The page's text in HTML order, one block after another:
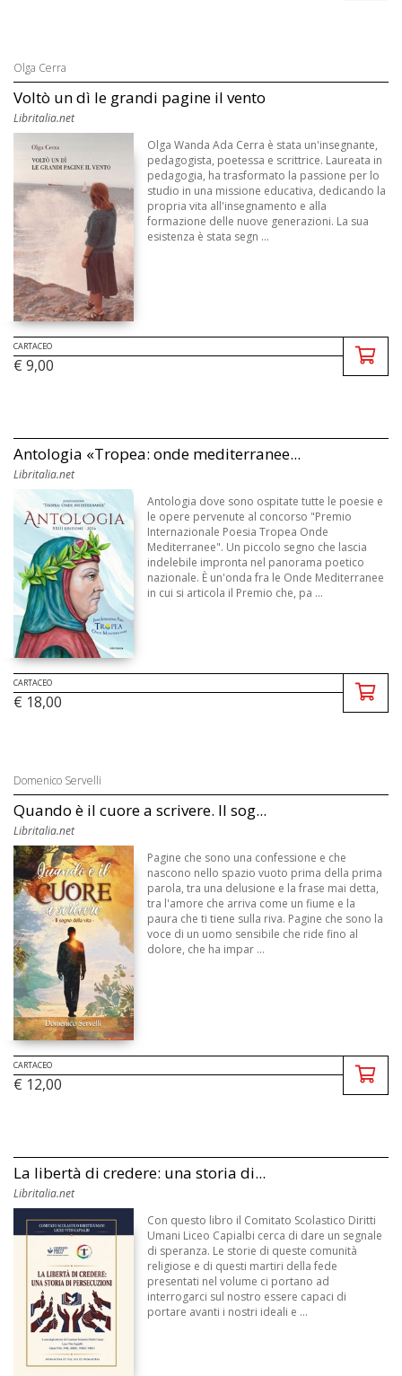
Olga Cerra
Voltò un dì le grandi pagine il vento
Libritalia.net
Olga Wanda Ada Cerra è stata un'insegnante,
pedagogista, poetessa e scrittrice. Laureata in
pedagogia, ha trasformato la passione per lo
studio in una missione educativa, dedicando la
propria vita all'insegnamento e alla
formazione delle nuove generazioni. La sua
esistenza è stata segn ...
CARTACEO
€ 9,00
Antologia «Tropea: onde mediterranee...
Libritalia.net
Antologia dove sono ospitate tutte le poesie e
le opere pervenute al concorso "Premio
Internazionale Poesia Tropea Onde
Mediterranee". Un piccolo segno che lascia
indelebile impronta nel panorama poetico
nazionale. È un'onda fra le Onde Mediterranee
in cui si articola il Premio che, pa ...
CARTACEO
€ 18,00
Domenico Servelli
Quando è il cuore a scrivere. Il sog...
Libritalia.net
Pagine che sono una confessione e che
nascono nello spazio vuoto prima della prima
parola, tra una delusione e la frase mai detta,
tra l'amore che arriva come un fiume e la
paura che ti tiene sulla riva. Pagine che sono la
voce di un uomo sensibile che ride fino al
dolore, che ha impar ...
CARTACEO
€ 12,00
La libertà di credere: una storia di...
Libritalia.net
Con questo libro il Comitato Scolastico Diritti
Umani Liceo Capialbi cerca di dare un segnale
di speranza. Le storie di queste comunità
religiose e di questi martiri della fede
presentati nel volume ci portano ad
interrogarci sul nostro essere capaci di
portare avanti i nostri ideali e ...